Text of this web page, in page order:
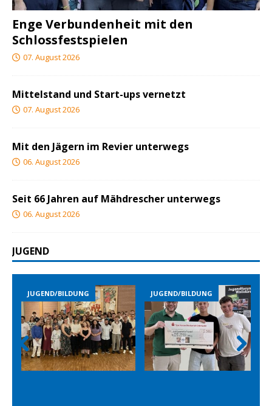
Enge Verbundenheit mit den
Schlossfestspielen
07. August 2026
Mittelstand und Start-ups vernetzt
07. August 2026
Mit den Jägern im Revier unterwegs
06. August 2026
Seit 66 Jahren auf Mähdrescher unterwegs
06. August 2026
JUGEND
JUGEND/BILDUNG JUGEND/BILDUNG
Prev
ious
Nex
t